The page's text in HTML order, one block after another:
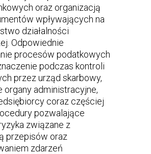
oraz organizacją
wpływających na
działalności
Odpowiednie
procesów podatkowych
podczas kontroli
przez urząd skarbowy,
organy administracyjne,
coraz częściej
pozwalające
związane z
przepisów oraz
zdarzeń